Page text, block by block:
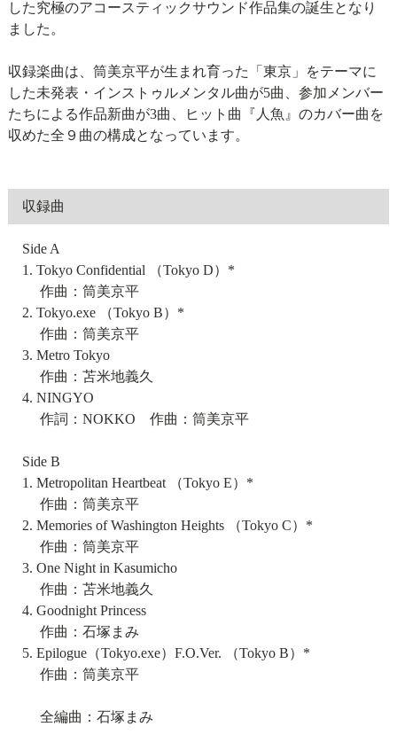
した究極のアコースティックサウンド作品集の誕生となり
ました。
収録楽曲は、筒美京平が生まれ育った「東京」をテーマに
した未発表・インストゥルメンタル曲が5曲、参加メンバー
たちによる作品新曲が3曲、ヒット曲『人魚』のカバー曲を
収めた全９曲の構成となっています。
収録曲
Side A
1. Tokyo Confidential （Tokyo D）*
作曲：筒美京平
2. Tokyo.exe （Tokyo B）*
作曲：筒美京平
3. Metro Tokyo
作曲：苫米地義久
4. NINGYO
作詞：NOKKO 作曲：筒美京平
Side B
1. Metropolitan Heartbeat （Tokyo E）*
作曲：筒美京平
2. Memories of Washington Heights （Tokyo C）*
作曲：筒美京平
3. One Night in Kasumicho
作曲：苫米地義久
4. Goodnight Princess
作曲：石塚まみ
5. Epilogue（Tokyo.exe）F.O.Ver. （Tokyo B）*
作曲：筒美京平
全編曲：石塚まみ